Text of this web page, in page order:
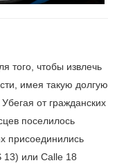
того, чтобы извлечь
имея такую долгую
от гражданских
поселилось
присоединились
13) или Calle 18